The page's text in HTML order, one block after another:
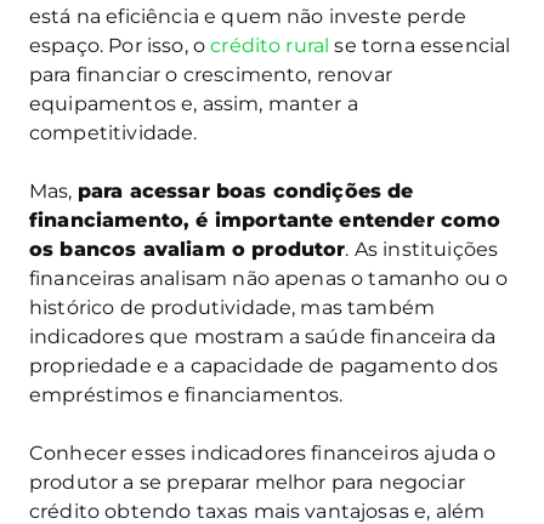
está na eficiência e quem não investe perde
espaço. Por isso, ocrédito rural se torna essencial
para financiar o crescimento, renovar
equipamentos e, assim, manter a
competitividade.
Mas, para acessar boas condições de
financiamento, é importante entender como
os bancos avaliam o produtor. As instituições
financeiras analisam não apenas o tamanho ou o
histórico de produtividade, mas também
indicadores que mostram a saúde financeira da
propriedade e a capacidade de pagamento dos
empréstimos e financiamentos.
Conhecer esses indicadores financeiros ajuda o
produtor a se preparar melhor para negociar
crédito obtendo taxas mais vantajosas e, além